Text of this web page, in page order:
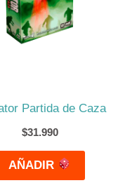
Partida de Caza
$31.990
AÑADIR